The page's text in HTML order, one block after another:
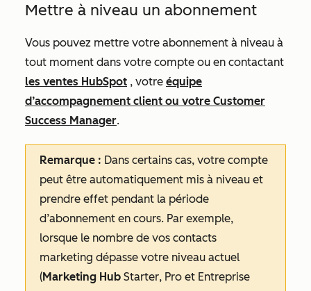
Mettre à niveau un abonnement
Vous pouvez mettre votre abonnement à niveau à
tout moment dans votre compte ou en contactant
les ventes HubSpot , votre équipe
d’accompagnement client ou votre Customer
Success Manager.
Remarque : Dans certains cas, votre compte
peut être automatiquement mis à niveau et
prendre effet pendant la période
d’abonnement en cours. Par exemple,
lorsque le nombre de vos contacts
marketing dépasse votre niveau actuel
(Marketing Hub Starter, Pro et Entreprise